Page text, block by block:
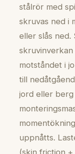
stålrör med
skruvas ned i
eller slås ned.
motståndet i
till
jord eller
uppnåtts.
(skin friction